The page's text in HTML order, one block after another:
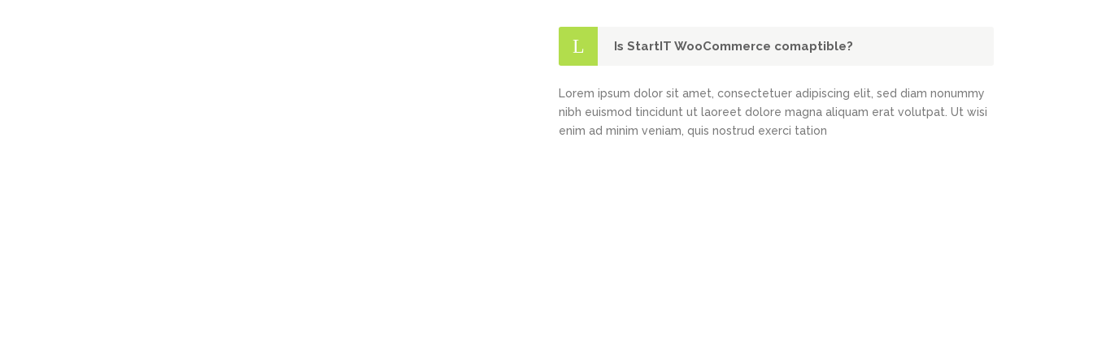
Is StartIT WooCommerce comaptible?
Lorem ipsum dolor sit amet, consectetuer adipiscing elit, sed diam nonummy
nibh euismod tincidunt ut laoreet dolore magna aliquam erat volutpat. Ut wisi
enim ad minim veniam, quis nostrud exerci tation